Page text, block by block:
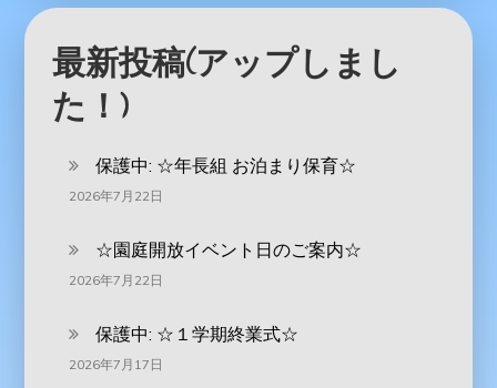
最新投稿(アップしまし
た！)
保護中: ‪☆年長組 お泊まり保育☆
2026年7月22日
☆園庭開放イベント日のご案内☆
2026年7月22日
保護中: ☆１学期終業式☆
2026年7月17日